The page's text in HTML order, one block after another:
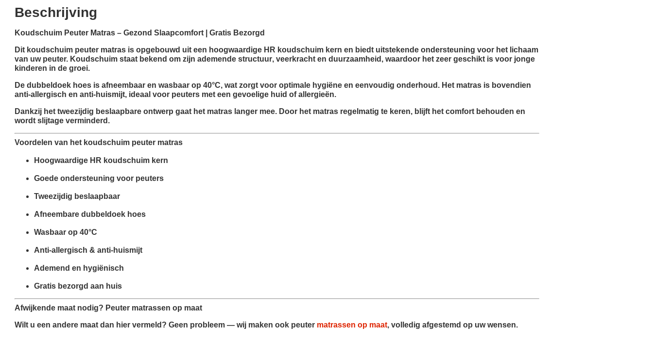
Beschrijving
Koudschuim Peuter Matras – Gezond Slaapcomfort | Gratis Bezorgd
Dit koudschuim peuter matras is opgebouwd uit een hoogwaardige HR koudschuim kern en biedt uitstekende ondersteuning voor het lichaam
van uw peuter. Koudschuim staat bekend om zijn ademende structuur, veerkracht en duurzaamheid, waardoor het zeer geschikt is voor jonge
kinderen in de groei.
De dubbeldoek hoes is afneembaar en wasbaar op 40°C, wat zorgt voor optimale hygiëne en eenvoudig onderhoud. Het matras is bovendien
anti-allergisch en anti-huismijt, ideaal voor peuters met een gevoelige huid of allergieën.
Dankzij het tweezijdig beslaapbare ontwerp gaat het matras langer mee. Door het matras regelmatig te keren, blijft het comfort behouden en
wordt slijtage verminderd.
Voordelen van het koudschuim peuter matras
Hoogwaardige HR koudschuim kern
Goede ondersteuning voor peuters
Tweezijdig beslaapbaar
Afneembare dubbeldoek hoes
Wasbaar op 40°C
Anti-allergisch & anti-huismijt
Ademend en hygiënisch
Gratis bezorgd aan huis
Afwijkende maat nodig? Peuter matrassen op maat
Wilt u een andere maat dan hier vermeld? Geen probleem — wij maken ook peuter matrassen op maat, volledig afgestemd op uw wensen.